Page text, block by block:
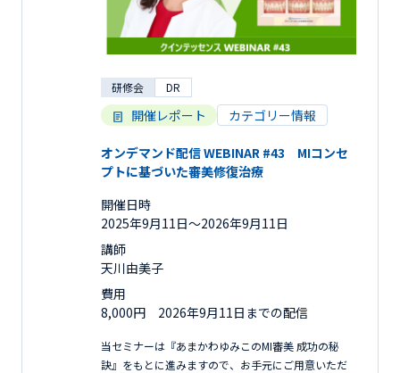
研修会 DR
開催レポート カテゴリー情報
オンデマンド配信 WEBINAR #43 MIコンセ
プトに基づいた審美修復治療
開催日時
2025年9月11日〜2026年9月11日
講師
天川由美子
費用
8,000円 2026年9月11日までの配信
当セミナーは『あまかわゆみこのMI審美 成功の秘
訣』をもとに進みますので、お手元にご用意いただ